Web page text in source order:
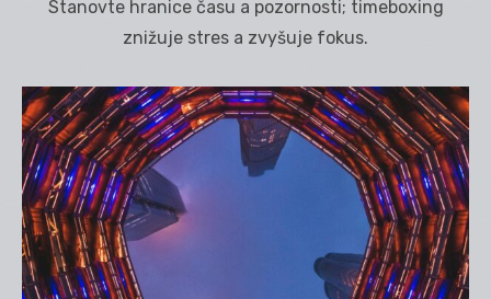
Stanovte hranice času a pozornosti; timeboxing
znižuje stres a zvyšuje fokus.